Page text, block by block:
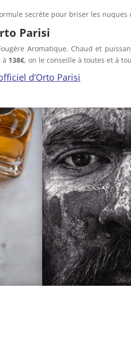
secrète pour briser les
Parisi
Aromatique. Chaud et
à 138€, on le conseille à toutes et à
d’Orto Parisi